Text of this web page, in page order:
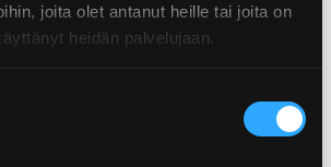
joita olet antanut heille tai joita on
heidän palvelujaan.